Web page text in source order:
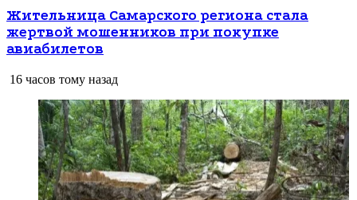
Жительница Самарского региона стала
жертвой мошенников при покупке
авиабилетов
16 часов тому назад